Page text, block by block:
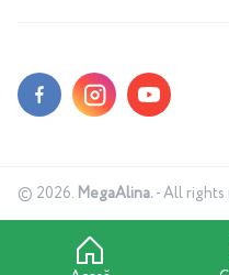
© 2026. MegaAlina.- All rights